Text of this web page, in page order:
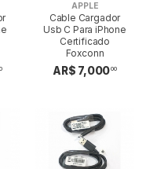
APPLE
Cable Cargador
Usb C Para iPhone
Certificado
Foxconn
AR$ 7,00000